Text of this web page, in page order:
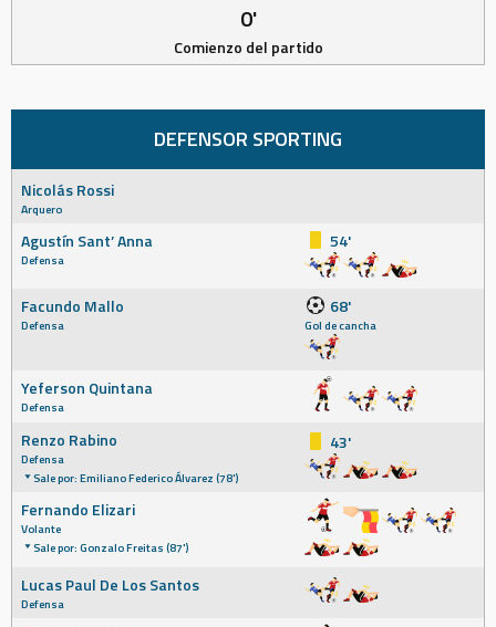
0'
Comienzo del partido
DEFENSOR SPORTING
Nicolás Rossi
Arquero
Agustín Sant’ Anna
Defensa
54'
Facundo Mallo
Defensa
68'
Gol de cancha
Yeferson Quintana
Defensa
Renzo Rabino
Defensa
Sale por: Emiliano Federico Álvarez (78')
43'
Fernando Elizari
Volante
Sale por: Gonzalo Freitas (87')
Lucas Paul De Los Santos
Defensa